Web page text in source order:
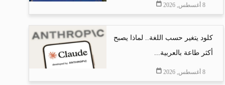
8 أغسطس, 2026
كلود يتغير حسب اللغة.. لماذا يصبح
أكثر طاعة بالعربية...
8 أغسطس, 2026